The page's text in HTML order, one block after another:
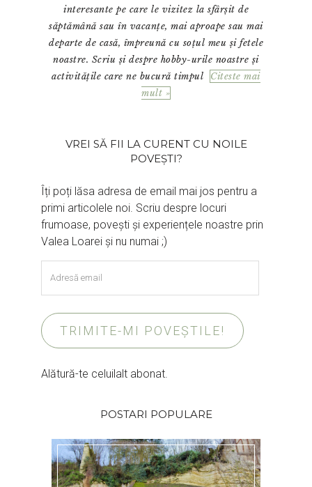
interesante pe care le vizitez la sfârșit de
săptămână sau în vacanțe, mai aproape sau mai
departe de casă, împreună cu soțul meu și fetele
noastre. Scriu și despre hobby-urile noastre și
activitățile care ne bucură timpul
Citeste mai
mult »
VREI SĂ FII LA CURENT CU NOILE
POVEȘTI?
Îți poți lăsa adresa de email mai jos pentru a
primi articolele noi. Scriu despre locuri
frumoase, povești și experiențele noastre prin
Valea Loarei și nu numai ;)
email
TRIMITE-MI POVEȘTILE!
Alătură-te celuilalt abonat.
POSTARI POPULARE